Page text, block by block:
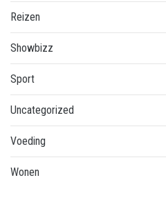
Reizen
Showbizz
Sport
Uncategorized
Voeding
Wonen